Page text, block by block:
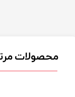
محصولات